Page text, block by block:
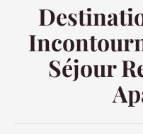
Séjour